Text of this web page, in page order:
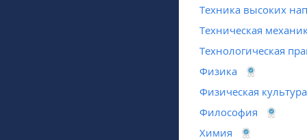
Техника высоких
Техническая
Технологическая
Физика
Физическая
Философия
Химия